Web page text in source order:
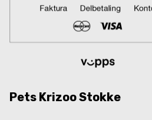
Pets Krizoo Stokke